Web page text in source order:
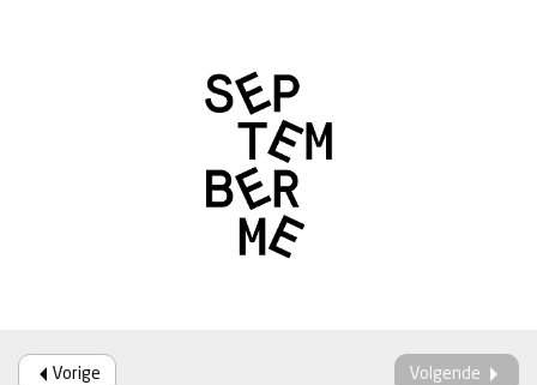
Vorige Volgende